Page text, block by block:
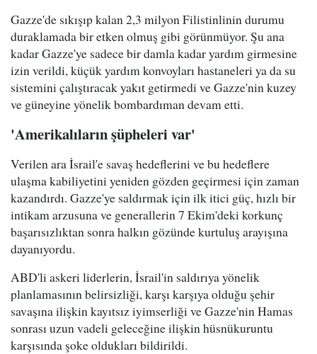
Gazze'de sıkışıp kalan 2,3 milyon Filistinlinin durumu
duraklamada bir etken olmuş gibi görünmüyor. Şu ana
kadar Gazze'ye sadece bir damla kadar yardım girmesine
izin verildi, küçük yardım konvoyları hastaneleri ya da su
sistemini çalıştıracak yakıt getirmedi ve Gazze'nin kuzey
ve güneyine yönelik bombardıman devam etti.
'Amerikalıların şüpheleri var'
Verilen ara İsrail'e savaş hedeflerini ve bu hedeflere
ulaşma kabiliyetini yeniden gözden geçirmesi için zaman
kazandırdı. Gazze'ye saldırmak için ilk itici güç, hızlı bir
intikam arzusuna ve generallerin 7 Ekim'deki korkunç
başarısızlıktan sonra halkın gözünde kurtuluş arayışına
dayanıyordu.
ABD'li askeri liderlerin, İsrail'in saldırıya yönelik
planlamasının belirsizliği, karşı karşıya olduğu şehir
savaşına ilişkin kayıtsız iyimserliği ve Gazze'nin Hamas
sonrası uzun vadeli geleceğine ilişkin hüsnükuruntu
karşısında şoke oldukları bildirildi.